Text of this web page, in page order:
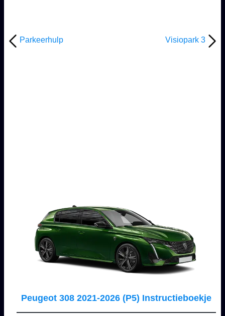
Parkeerhulp Visiopark 3
Peugeot 308 2021-2026 (P5) Instructieboekje